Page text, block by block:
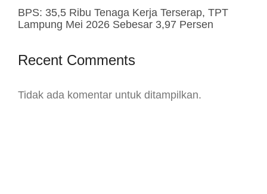
BPS: 35,5 Ribu Tenaga Kerja Terserap, TPT
Lampung Mei 2026 Sebesar 3,97 Persen
Recent Comments
Tidak ada komentar untuk ditampilkan.